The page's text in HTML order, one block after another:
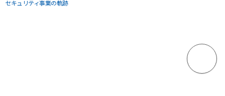
セキュリティ事業の軌跡